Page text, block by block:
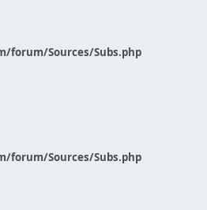
forum/Sources/Subs.php
forum/Sources/Subs.php